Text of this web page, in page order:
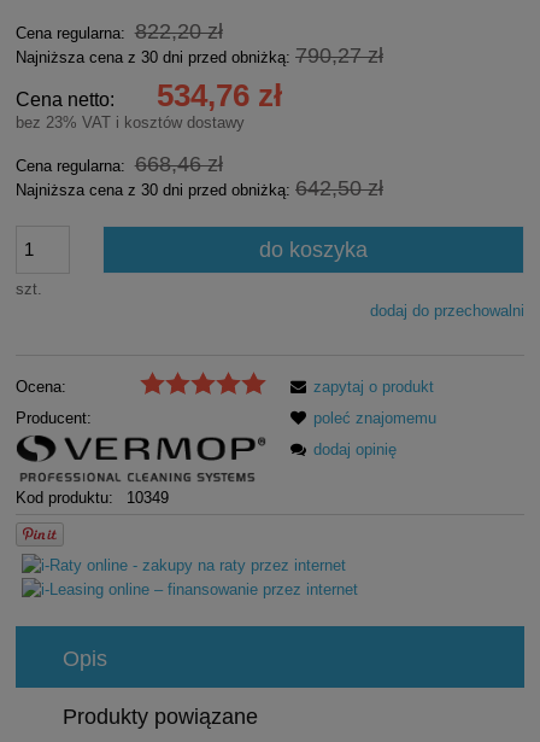
Cena regularna: 822,20 zł
Najniższa cena z 30 dni przed obniżką: 790,27 zł
Cena netto: 534,76 zł
bez 23% VAT i kosztów dostawy
Cena regularna: 668,46 zł
Najniższa cena z 30 dni przed obniżką: 642,50 zł
szt.
do koszyka
dodaj do przechowalni
Ocena:
Producent:
Kod produktu: 10349
zapytaj o produkt
poleć znajomemu
dodaj opinię
Opis
Produkty powiązane